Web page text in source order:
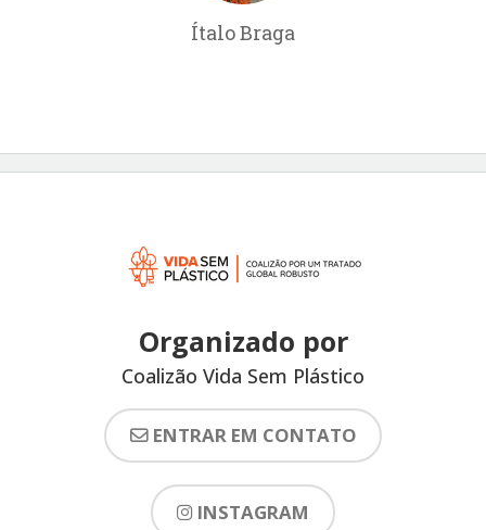
Ítalo Braga
Organizado por
Coalizão Vida Sem Plástico
ENTRAR EM CONTATO
INSTAGRAM